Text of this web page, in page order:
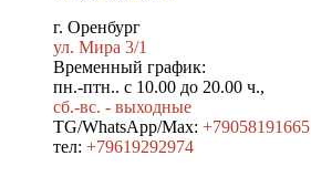
г. Оренбург
ул. Мира 3/1
Временный график:
пн.-птн.. с 10.00 до 20.00 ч.,
сб.-вс. - выходные
TG/WhatsApp/Max: +79058191665
тел: +79619292974